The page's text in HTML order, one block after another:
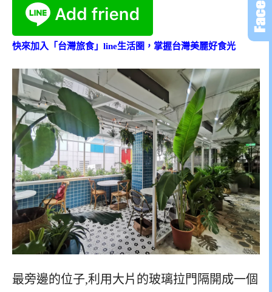
快來加入「台灣旅食」line生活圈，掌握台灣美麗好食光
最旁邊的位子,利用大片的玻璃拉門隔開成一個